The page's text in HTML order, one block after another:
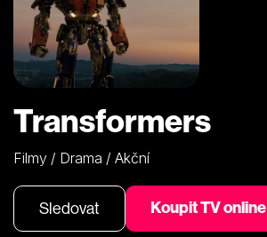
Transformers
Filmy / Drama / Akční
Sledovat Koupit TV online